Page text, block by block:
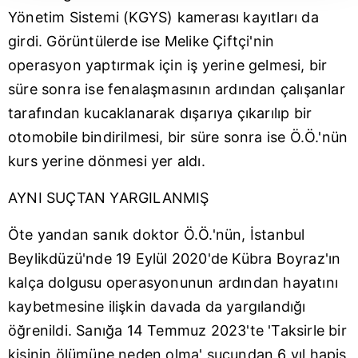
takdirde, kullanıcılara hedefli reklamlar
Sizlere daha iyi bir hizmet sunabilmek için İnternet
Sitemizde kendimize ve üçüncü kişilere ait çerezler
kullanılmaktadır. Bu çerezler vasıtasıyla çeşitli kişisel
verileriniz işlenmekte olup gerekli olan çerezler bilgi
toplumu hizmetlerinin sunulması amacıyla
kullanılmaktadır. Diğer çerezler, sitemizin daha işlevsel
reklam/pazarlama faaliyetlerinin yapılması, amaçlarıyla
Çerezlere ilişkin tercihlerinizi aşağıda yer alan panel
vasıtasıyla belirleyebilirsiniz. Çerezlere ilişkin detaylı bilgi
için Ayarlar butonuna tıklayabilir,
Metnimizi ziyaret edebilirsiniz.
6698 sayılı Kişisel Verilerin Korunması Kanunu uyarınca
Yönetim Sistemi (KGYS) kamerası kayıtları da
girdi. Görüntülerde ise Melike Çiftçi'nin
operasyon yaptırmak için iş yerine gelmesi, bir
süre sonra ise fenalaşmasının ardından çalışanlar
tarafından kucaklanarak dışarıya çıkarılıp bir
otomobile bindirilmesi, bir süre sonra ise Ö.Ö.'nün
kurs yerine dönmesi yer aldı.
AYNI SUÇTAN YARGILANMIŞ
Öte yandan sanık doktor Ö.Ö.'nün, İstanbul
Beylikdüzü'nde 19 Eylül 2020'de Kübra Boyraz'ın
kalça dolgusu operasyonunun ardından hayatını
kaybetmesine ilişkin davada da yargılandığı
öğrenildi. Sanığa 14 Temmuz 2023'te 'Taksirle bir
kişinin ölümüne neden olma' suçundan 6 yıl hapis